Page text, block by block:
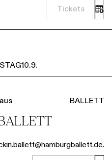
Tickets
10.9.
BALLETT